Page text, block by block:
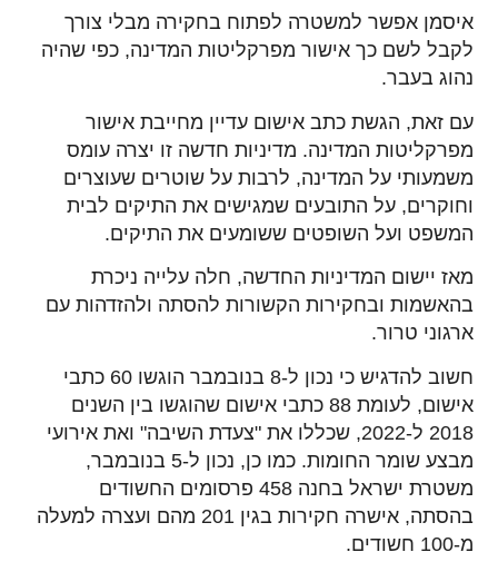
איסמן אפשר למשטרה לפתוח בחקירה מבלי צורך
לקבל לשם כך אישור מפרקליטות המדינה, כפי שהיה
נהוג בעבר.
עם זאת, הגשת כתב אישום עדיין מחייבת אישור
מפרקליטות המדינה. מדיניות חדשה זו יצרה עומס
משמעותי על המדינה, לרבות על שוטרים שעוצרים
וחוקרים, על התובעים שמגישים את התיקים לבית
המשפט ועל השופטים ששומעים את התיקים.
מאז יישום המדיניות החדשה, חלה עלייה ניכרת
בהאשמות ובחקירות הקשורות להסתה ולהזדהות עם
ארגוני טרור.
חשוב להדגיש כי נכון ל-8 בנובמבר הוגשו 60 כתבי
אישום, לעומת 88 כתבי אישום שהוגשו בין השנים
2018 ל-2022, שכללו את "צעדת השיבה" ואת אירועי
מבצע שומר החומות. כמו כן, נכון ל-5 בנובמבר,
משטרת ישראל בחנה 458 פרסומים החשודים
בהסתה, אישרה חקירות בגין 201 מהם ועצרה למעלה
מ-100 חשודים.